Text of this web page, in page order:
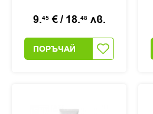
9.45 €/ 18.48 лв.
ПОРЪЧАЙ